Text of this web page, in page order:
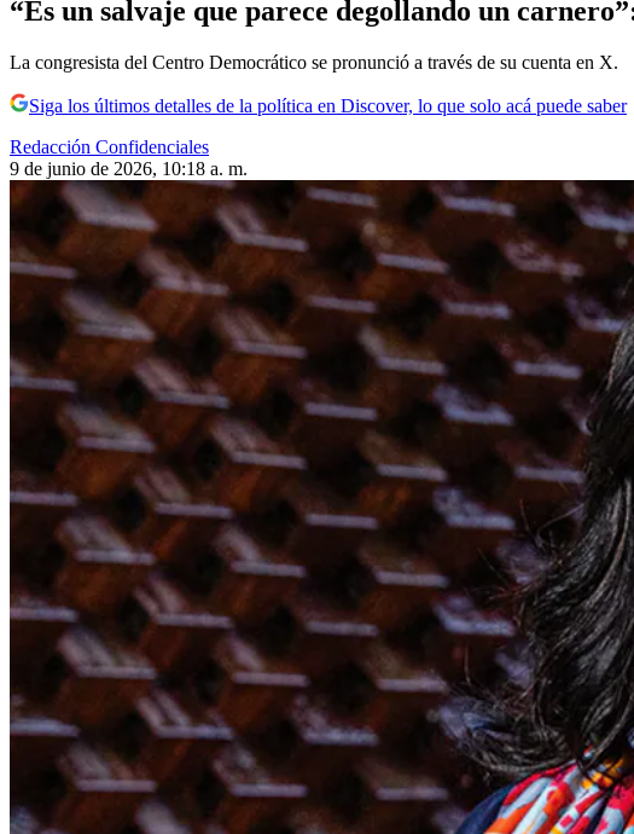
“Es un salvaje que parece degollando un
La congresista del Centro Democrático se pronunció a través de su cuenta en X.
Siga los últimos detalles de la política en Discover, lo que solo acá puede saber
Redacción Confidenciales
9 de junio de 2026, 10:18 a. m.